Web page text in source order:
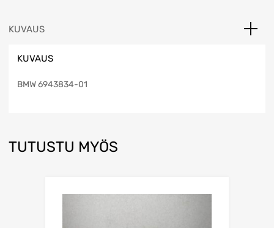
KUVAUS
KUVAUS
BMW 6943834-01
TUTUSTU MYÖS